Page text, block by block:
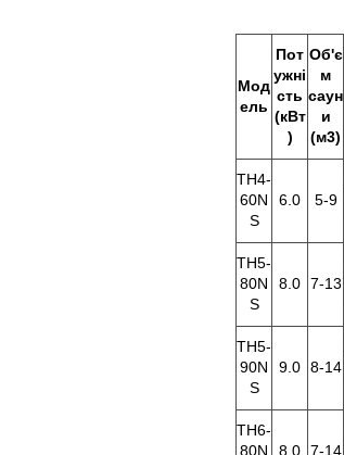
Мод
ель
Пот
ужні
сть
(кВт
)
Об'є
м
саун
и
(м3)
TH4-
60N
S
6.0 5-9
TH5-
80N
S
8.0 7-13
TH5-
90N
S
9.0 8-14
TH6-
80N
8.0 7-14